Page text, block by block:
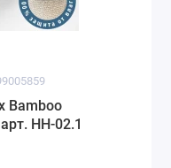
Bamboo
НН-02.1